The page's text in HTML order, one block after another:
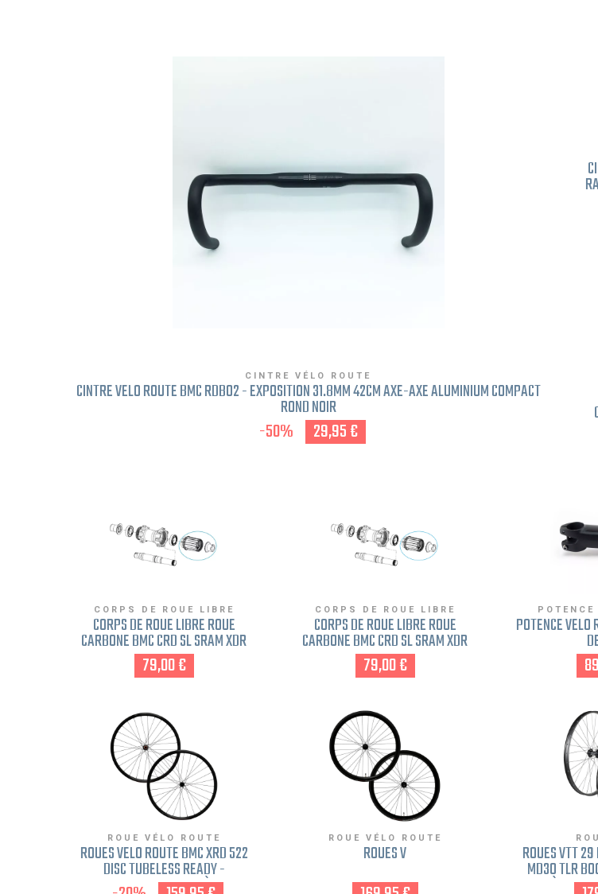
CINTRE VÉLO ROUTE
CINTRE VÉLO ROUTE BMC RDB02 - EXPOSITION 31.8MM 42CM AXE-AXE ALUMINIUM COMPACT
ROND NOIR
-50% 29,95 €
CORPS DE ROUE LIBRE
CORPS DE ROUE LIBRE ROUE
CARBONE BMC CRD SL SRAM XDR
30000829 SRAM XD 11-12V
79,00 €
CORPS DE ROUE LIBRE
CORPS DE ROUE LIBRE ROUE
CARBONE BMC CRD SL SRAM XDR
30000829 SRAM XD 11-12V
79,00 €
POTENCE
POTENCE
ROUE VÉLO ROUTE
ROUES VÉLO ROUTE BMC XRD 522
DISC TUBELESS READY -
EXPOSITION 23MM FREIN À DISQUE
ROUE VÉLO ROUTE
ROUES V ROUES VTT
MD30 TLR
FREIN À